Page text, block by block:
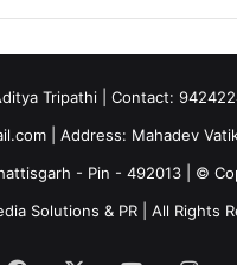
Tripathi | Contact:
| Address: Mahadev
- Pin - 492013 | ©
Solutions & PR | All Rights